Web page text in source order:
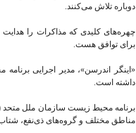
دوباره تلاش می‌کنند.
چهره‌های کلیدی که مذاکرات را هدایت
برای توافق هست.
داشته است.
مناطق مختلف و گروه‌های ذی‌نفع،